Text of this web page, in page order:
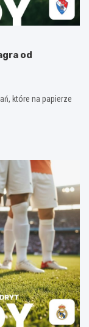
od
które na papierze